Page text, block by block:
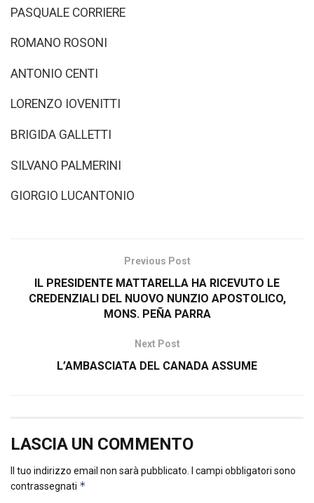
PASQUALE CORRIERE
ROMANO ROSONI
ANTONIO CENTI
LORENZO IOVENITTI
BRIGIDA GALLETTI
SILVANO PALMERINI
GIORGIO LUCANTONIO
Previous Post
IL PRESIDENTE MATTARELLA HA RICEVUTO LE
CREDENZIALI DEL NUOVO NUNZIO APOSTOLICO,
MONS. PEÑA PARRA
Next Post
L’AMBASCIATA DEL CANADA ASSUME
LASCIA UN COMMENTO
Il tuo indirizzo email non sarà pubblicato.
I campi obbligatori sono
contrassegnati *